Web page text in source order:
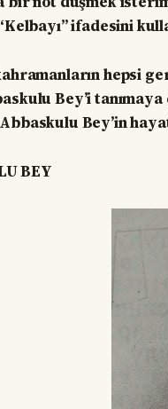
ifadesini
hepsi
Bey’i
Bey’in
BEY